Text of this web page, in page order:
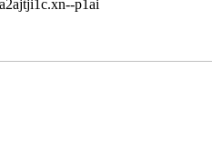
p1ai